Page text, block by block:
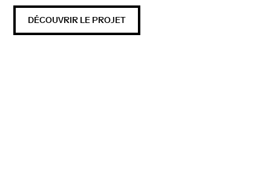
DÉCOUVRIR LE PROJET